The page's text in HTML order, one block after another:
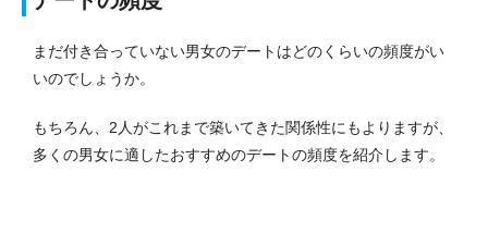
まだ付き合っていない男女のデートはどのくらいの頻度がい
いのでしょうか。
もちろん、2人がこれまで築いてきた関係性にもよりますが、
多くの男女に適したおすすめのデートの頻度を紹介します。